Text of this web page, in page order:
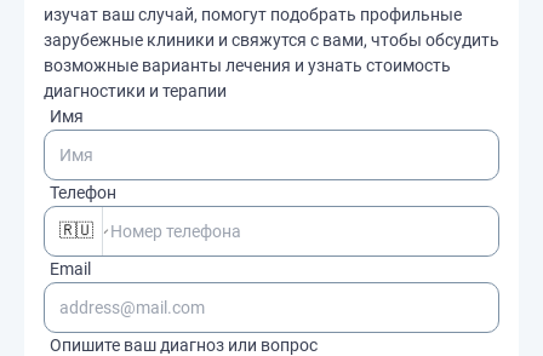
изучат ваш случай, помогут подобрать профильные
зарубежные клиники и свяжутся с вами, чтобы обсудить
возможные варианты лечения и узнать стоимость
диагностики и терапии
Имя
Телефон
🇷🇺
Email
Опишите ваш диагноз или вопрос